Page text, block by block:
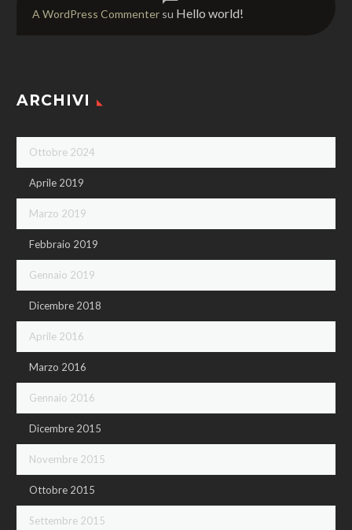
A WordPress Commenter su Hello world!
ARCHIVI
Ottobre 2024
Aprile 2019
Marzo 2019
Febbraio 2019
Gennaio 2019
Dicembre 2018
Aprile 2016
Marzo 2016
Gennaio 2016
Dicembre 2015
Novembre 2015
Ottobre 2015
Settembre 2015